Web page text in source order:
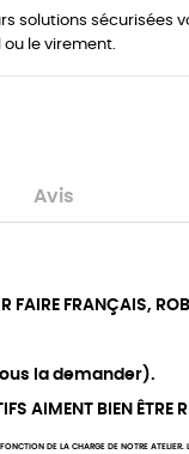
solutions sécurisées
ou le virement.
Avis
FAIRE FRANÇAIS,
la demander).
AIMENT BIEN ÊTRE
DE LA CHARGE DE NOTRE